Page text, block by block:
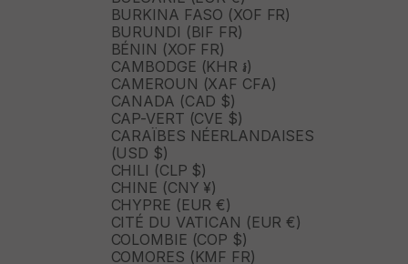
BURKINA FASO (XOF FR)
BURUNDI (BIF FR)
BÉNIN (XOF FR)
CAMBODGE (KHR ៛)
CAMEROUN (XAF CFA)
CANADA (CAD $)
CAP-VERT (CVE $)
CARAÏBES NÉERLANDAISES
(USD $)
CHILI (CLP $)
CHINE (CNY ¥)
CHYPRE (EUR €)
CITÉ DU VATICAN (EUR €)
COLOMBIE (COP $)
COMORES (KMF FR)